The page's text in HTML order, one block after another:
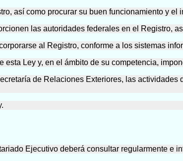
así como procurar su buen funcionamiento y
las autoridades federales en el
al Registro, conforme a los sistemas
esta Ley y, en el ámbito de su competencia,
de Relaciones Exteriores, las
Ejecutivo deberá consultar regularmente